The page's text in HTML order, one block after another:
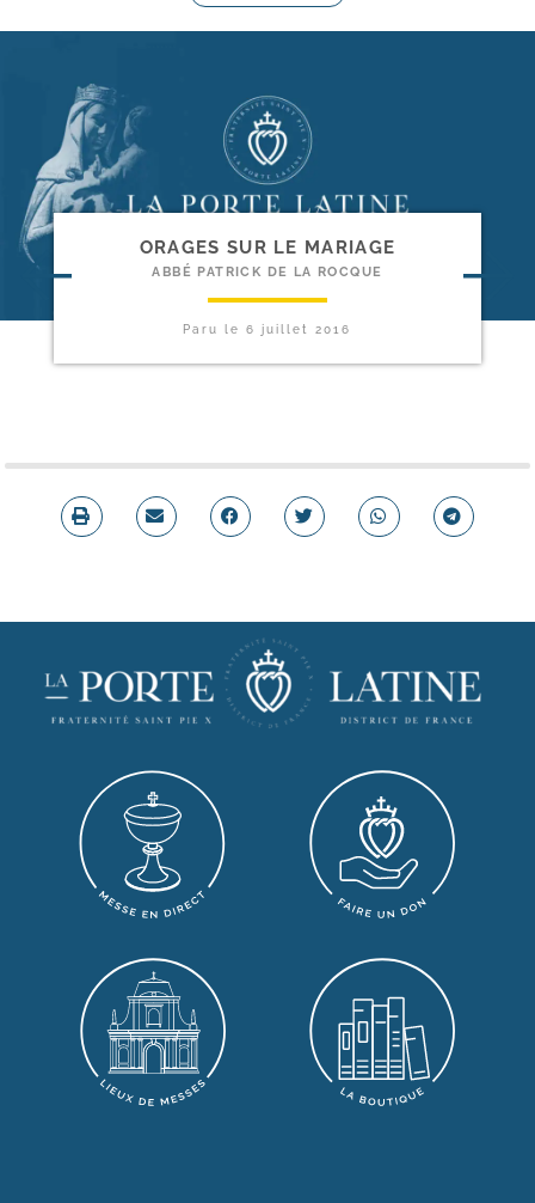
ORAGES SUR LE MARIAGE
ABBÉ PATRICK DE LA ROCQUE
Paru le6 juillet 2016